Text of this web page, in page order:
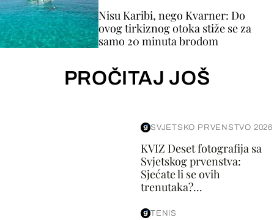
Nisu Karibi, nego Kvarner: Do
ovog tirkiznog otoka stiže se za
samo 20 minuta brodom
PROČITAJ JOŠ
SVJETSKO PRVENSTVO 2026
KVIZ Deset fotografija sa
Svjetskog prvenstva:
Sjećate li se ovih
trenutaka?...
TENIS